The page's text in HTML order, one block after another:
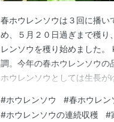
春ホウレンソウは３回に播い
め、５月２０日過ぎまで穫り
レンソウを穫り始めました
調。今年の春ホウレンソウの
ホウレンソウとしては生長が
充され、いかにがっちり型の
#ホウレンソウ #春ホウレン
#ホウレンソウの連続収穫 #